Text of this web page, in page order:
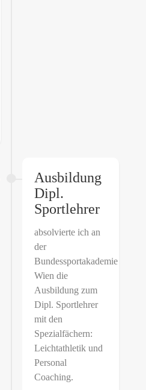
Ausbildung
Dipl.
Sportlehrer
absolvierte ich an
der
Bundessportakademie
Wien die
Ausbildung zum
Dipl. Sportlehrer
mit den
Spezialfächern:
Leichtathletik und
Personal
Coaching.